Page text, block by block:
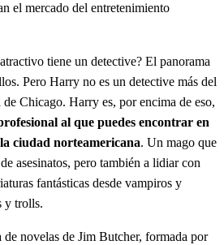
el mercado del entretenimiento
tiene un detective? El panorama
Pero Harry no es un detective más del
Chicago. Harry es, por encima de eso,
al que puedes encontrar en
ciudad norteamericana. Un mago que
asesinatos, pero también a lidiar con
fantásticas desde vampiros y
y trolls.
de novelas de Jim Butcher, formada por